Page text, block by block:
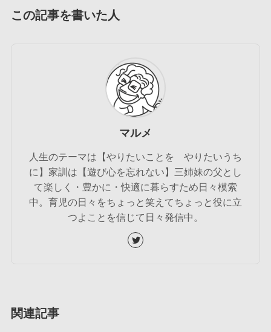
この記事を書いた人
マルメ
人生のテーマは【やりたいことを やりたいうち
に】家訓は【遊び心を忘れない】三姉妹の父とし
て楽しく・豊かに・快適に暮らすため日々模索
中。育児の日々をちょっと笑えてちょっと役に立
つよことを信じて日々発信中。
関連記事